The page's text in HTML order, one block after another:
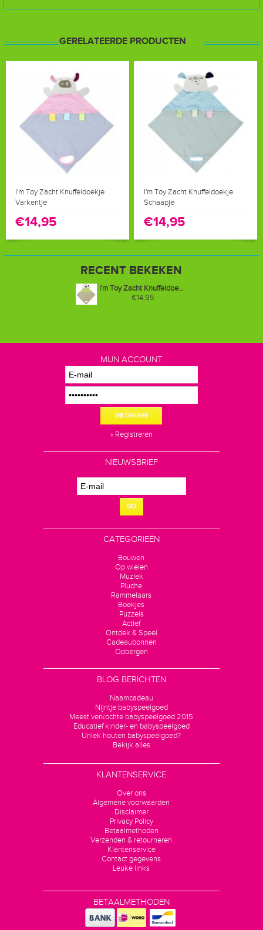
GERELATEERDE PRODUCTEN
I'm Toy Zacht Knuffeldoekje
Varkentje
€14,95
I'm Toy Zacht Knuffeldoekje
Schaapje
€14,95
RECENT BEKEKEN
I'm Toy Zacht Knuffeldoekje Koe
€14,95
MIJN ACCOUNT
INLOGGEN
» Registreren
NIEUWSBRIEF
GO
CATEGORIEËN
Bouwen
Op wielen
Muziek
Pluche
Rammelaars
Boekjes
Puzzels
Actief
Ontdek & Speel
Cadeaubonnen
Opbergen
BLOG BERICHTEN
Naamcadeau
Nijntje babyspeelgoed
Meest verkochte babyspeelgoed 2015
Educatief kinder- en babyspeelgoed
Uniek houten babyspeelgoed?
Bekijk alles
KLANTENSERVICE
Over ons
Algemene voorwaarden
Disclaimer
Privacy Policy
Betaalmethoden
Verzenden & retourneren
Klantenservice
Contact gegevens
Leuke links
BETAALMETHODEN